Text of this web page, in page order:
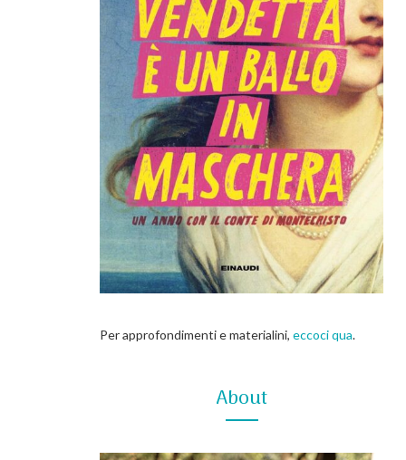
Per approfondimenti e materialini, eccoci qua.
About